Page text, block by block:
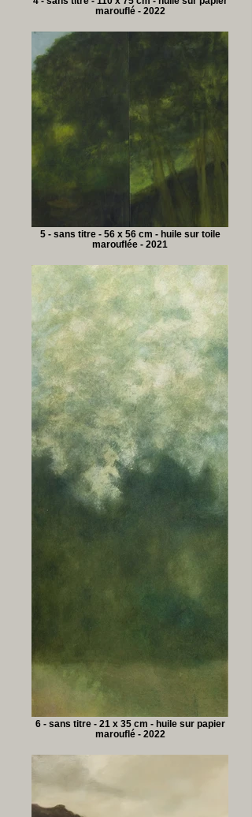
marouflé - 2022
5 - sans titre - 56 x 56 cm - huile sur toile
marouflée - 2021
6 - sans titre - 21 x 35 cm - huile sur papier
marouflé - 2022